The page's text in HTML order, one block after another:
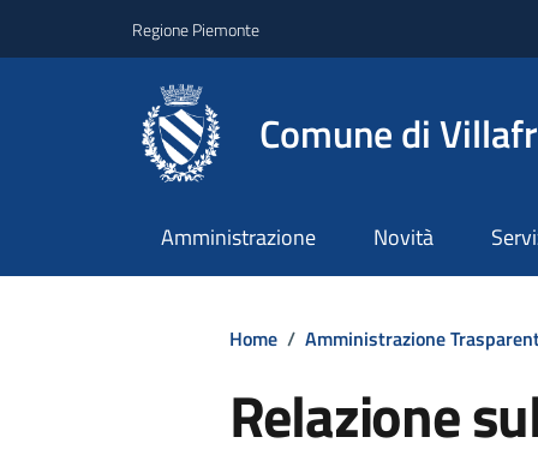
Regione Piemonte
Comune di
Amministrazione Novità
Home / Amministrazione
Relazione